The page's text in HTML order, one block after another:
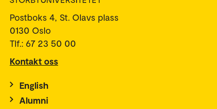
Postboks 4, St. Olavs plass
0130 Oslo
Tlf.: 67 23 50 00
Kontakt oss
English
Alumni